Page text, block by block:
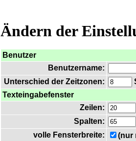
Ändern der
Benutzer
Benutzername:
Unterschied der Zeitzonen:
Texteingabefenster
Zeilen:
Spalten:
volle Fensterbreite:
(nur